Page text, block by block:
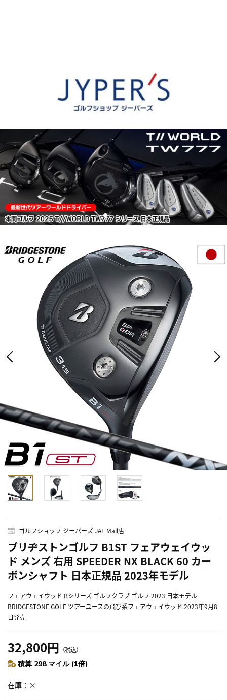
ゴルフショップ ジーパーズ JAL Mall店
ブリヂストンゴルフ B1ST フェアウェイウッ
ド メンズ 右用 SPEEDER NX BLACK 60 カー
ボンシャフト 日本正規品 2023年モデル
フェアウェイウッド Bシリーズ ゴルフクラブ ゴルフ 2023 日本モデル
BRIDGESTONE GOLF ツアーユースの飛び系フェアウェイウッド 2023年9月8
日発売
32,800円 （税込）
積算 298 マイル (1倍)
在庫 ×